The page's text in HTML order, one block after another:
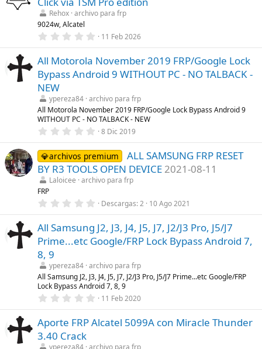
)s
t
l
(
s
)
Rehox archivo para frp
9024w, Alcatel
0
0
0
e
s
e
l
l
a
s
)
11 Feb 2026
All Motorola November 2019 FRP/Google Lock
Bypass Android 9 WITHOUT PC - NO TALBACK -
NEW
ypereza84 archivo para frp
All Motorola November 2019 FRP/Google Lock Bypass Android 9
WITHOUT PC - NO TALBACK - NEW
0
0
0
e
s
t
l
s
)
8 Dic 2019
💎archivos premium
ALL SAMSUNG FRP RESET
BY R3 TOOLS OPEN DEVICE 2021-08-11
Laloicee
archivo para frp
FRP
0
0
0
e
s
e
l
l
a
s
)
Descargas 2 10 Ago 2021
All Samsung J2, J3, J4, J5, J7, J2/J3 Pro, J5/J7
Prime...etc Google/FRP Lock Bypass Android 7,
8, 9
ypereza84 archivo para frp
All Samsung J2, J3, J4, J5, J7, J2/J3 Pro, J5/J7 Prime...etc Google/FRP
Lock Bypass Android 7, 8, 9
0
0
0
e
t
11 Feb 2020
Aporte FRP Alcatel 5099A con Miracle Thunder
3.40 Crack
ypereza84 archivo para frp